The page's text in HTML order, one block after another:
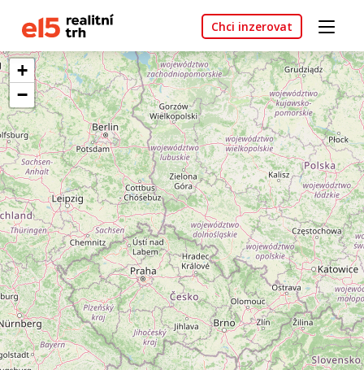
Chci inzerovat
+
−